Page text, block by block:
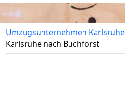
Umzugsunternehmen Karlsruhe
Karlsruhe nach Buchforst